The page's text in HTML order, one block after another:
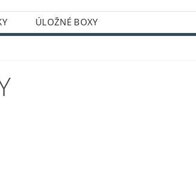
ÚLOŽNÉ BOXY